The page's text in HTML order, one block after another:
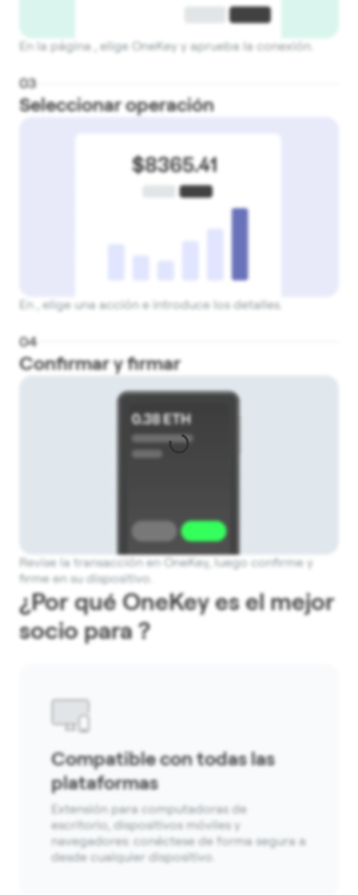
En la página , elige OneKey y aprueba la conexión.
03
Seleccionar operación
En , elige una acción e introduce los detalles.
04
Confirmar y firmar
Revise la transacción en OneKey, luego confirme y
firme en su dispositivo.
¿Por qué OneKey es el mejor
socio para ?
Compatible con todas las
plataformas
Extensión para computadoras de
escritorio, dispositivos móviles y
navegadores: conéctese de forma segura a
desde cualquier dispositivo.